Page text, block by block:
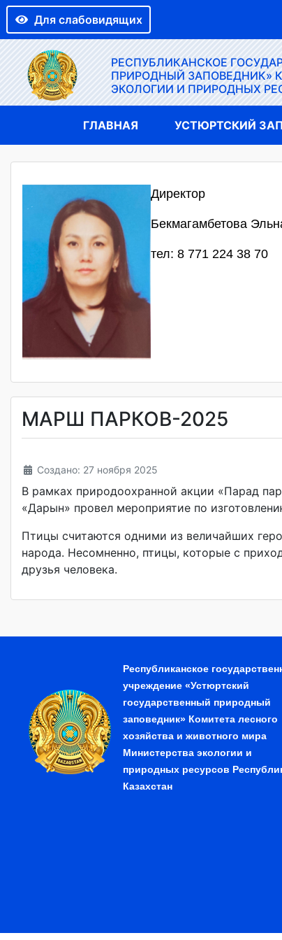
Для слабовидящих
РЕСПУБЛИКАНСКОЕ
ПРИРОДНЫЙ ЗАПОВЕДНИК»
ЭКОЛОГИИ И ПРИРОДНЫХ
ГЛАВНАЯ УСТЮРТСКИЙ
Директор
Бекмагамбетова
тел: 8 771 224 38 70
МАРШ ПАРКОВ-2025
Создано: 27 ноября 2025
В рамках природоохранной акции «Парад
«Дарын» провел мероприятие по
Птицы считаются одними из величайших
народа. Несомненно, птицы, которые с
друзья человека.
Республиканское
учреждение «Устюртский
государственный природный
заповедник» Комитета лесного
хозяйства и животного мира
Министерства экологии и
природных ресурсов
Казахстан